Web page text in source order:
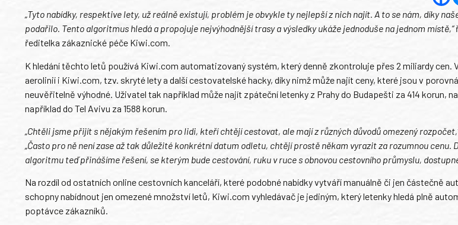
„Tyto nabídky, respektive lety, už reálně existují, problém je obvykle ty nejlepší z nich najít. A to se nám, díky
podařilo. Tento algoritmus hledá a propojuje nejvýhodnější trasy a výsledky ukáže jednoduše na jednom místě,“
ředitelka zákaznické péče Kiwi.com.
K hledání těchto letů používá Kiwi.com automatizovaný systém, který denně zkontroluje přes 2 miliardy cen.
aerolinií i Kiwi.com, tzv. skryté lety a další cestovatelské hacky, díky nimž může najít ceny, které jsou v
neuvěřitelně výhodné. Uživatel tak například může najít zpáteční letenky z Prahy do Budapešti za 414 korun,
například do Tel Avivu za 1588 korun.
„Chtěli jsme přijít s nějakým řešením pro lidi, kteří chtějí cestovat, ale mají z různých důvodů omezený
„Často pro ně není zase až tak důležité konkrétní datum odletu, chtějí prostě někam vyrazit za rozumnou cenu.
algoritmu teď přinášíme řešení, se kterým bude cestování, ruku v ruce s obnovou cestovního průmyslu,
Na rozdíl od ostatních online cestovních kanceláří, které podobné nabídky vytváří manuálně či jen částečně
schopny nabídnout jen omezené množství letů, Kiwi.com vyhledávač je jediným, který letenky hledá plně
poptávce zákazníků.